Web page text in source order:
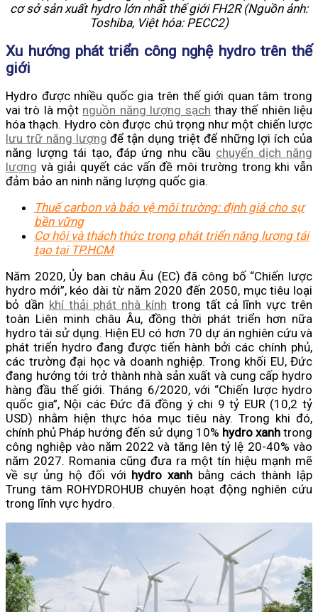
cơ sở sản xuất hydro lớn nhất thế giới FH2R (Nguồn ảnh:
Toshiba, Việt hóa: PECC2)
Xu hướng phát triển công nghệ hydro trên thế
giới
Hydro được nhiều quốc gia trên thế giới quan tâm trong
vai trò là một nguồn năng lượng sạch thay thế nhiên liệu
hóa thạch. Hydro còn được chú trọng như một chiến lược
lưu trữ năng lượng để tận dụng triệt để những lợi ích của
năng lượng tái tạo, đáp ứng nhu cầu chuyển dịch năng
lượng và giải quyết các vấn đề môi trường trong khi vẫn
đảm bảo an ninh năng lượng quốc gia.
Thuế carbon và bảo vệ môi trường: định giá cho sự
bền vững
Cơ hội và thách thức trong phát triển năng lượng tái
tạo tại TP.HCM
Năm 2020, Ủy ban châu Âu (EC) đã công bố “Chiến lược
hydro mới”, kéo dài từ năm 2020 đến 2050, mục tiêu loại
bỏ dần khí thải phát nhà kính trong tất cả lĩnh vực trên
toàn Liên minh châu Âu, đồng thời phát triển hơn nữa
hydro tái sử dụng. Hiện EU có hơn 70 dự án nghiên cứu và
phát triển hydro đang được tiến hành bởi các chính phủ,
các trường đại học và doanh nghiệp. Trong khối EU, Đức
đang hướng tới trở thành nhà sản xuất và cung cấp hydro
hàng đầu thế giới. Tháng 6/2020, với “Chiến lược hydro
quốc gia”, Nội các Đức đã đồng ý chi 9 tỷ EUR (10,2 tỷ
USD) nhằm hiện thực hóa mục tiêu này. Trong khi đó,
chính phủ Pháp hướng đến sử dụng 10% hydro xanhtrong
công nghiệp vào năm 2022 và tăng lên tỷ lệ 20-40% vào
năm 2027. Romania cũng đưa ra một tín hiệu mạnh mẽ
về sự ủng hộ đối với hydro xanh bằng cách thành lập
Trung tâm ROHYDROHUB chuyên hoạt động nghiên cứu
trong lĩnh vực hydro.